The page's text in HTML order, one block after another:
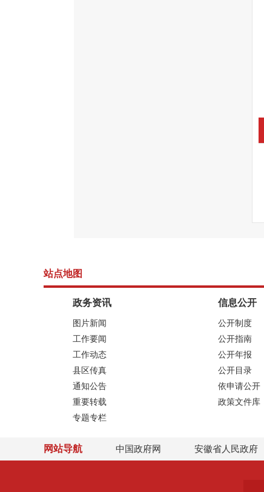
站点地图
政务资讯
图片新闻
工作要闻
工作动态
县区传真
通知公告
重要转载
专题专栏
信息公开
公开制度
公开指南
公开年报
公开目录
依申请公开
政策文件库
网站导航 中国政府网 安徽省人民政府